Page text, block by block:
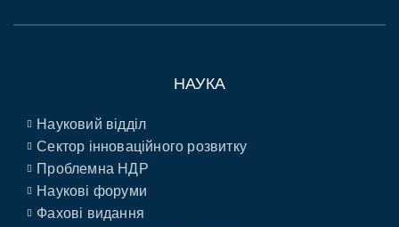
НАУКА
Науковий відділ
Сектор інноваційного розвитку
Проблемна НДР
Наукові форуми
Фахові видання